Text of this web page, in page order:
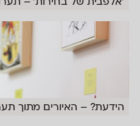
׳אלפבית של בחירות׳ –
הידעת? – האיורים מתוך